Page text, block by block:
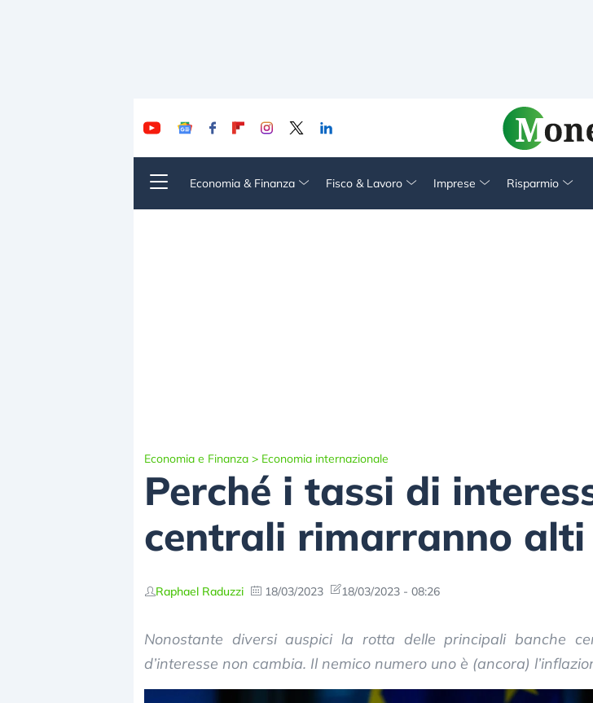
Economia & Finanza Fisco & Lavoro Imprese Risparmio
Economia e Finanza > Economia internazionale
Perché i tassi di
centrali rimarranno alti
Raphael Raduzzi 18/03/2023 18/03/2023 - 08:26
Nonostante diversi auspici la rotta delle principali banche
d’interesse non cambia. Il nemico numero uno è (ancora)